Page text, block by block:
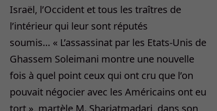
Israël, l’Occident et tous les traîtres de
l’intérieur qui leur sont réputés
soumis… « L’assassinat par les Etats-Unis de
Ghassem Soleimani montre une nouvelle
fois à quel point ceux qui ont cru que l’on
pouvait négocier avec les Américains ont eu
tort », martèle M. Shariatmadari, dans son